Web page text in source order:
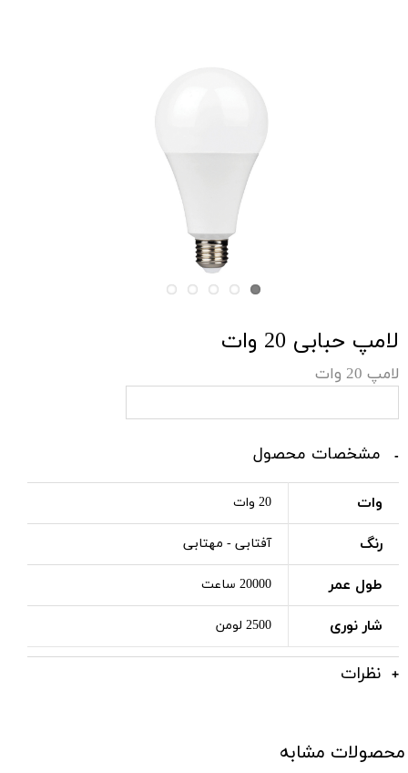
لامپ حبابی 20 وات
لامپ 20 وات
مشخصات محصول
وات 20 وات
رنگ آفتابی - مهتابی
طول عمر 20000 ساعت
شار نوری 2500 لومن
نظرات
محصولات مشابه